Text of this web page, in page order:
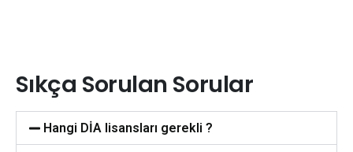
Sıkça Sorulan Sorular
Hangi DİA lisansları gerekli ?